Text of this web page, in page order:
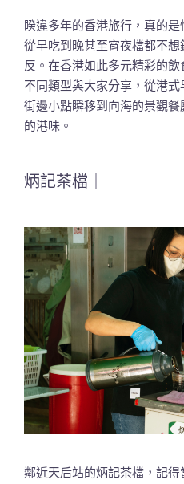
睽違多年的香港旅行，真的是
從早吃到晚甚至宵夜檔都不
反。在香港如此多元精彩的
不同類型與大家分享，從港
街邊小點瞬移到向海的景觀
的港味。
炳記茶檔｜
鄰近天后站的炳記茶檔，記